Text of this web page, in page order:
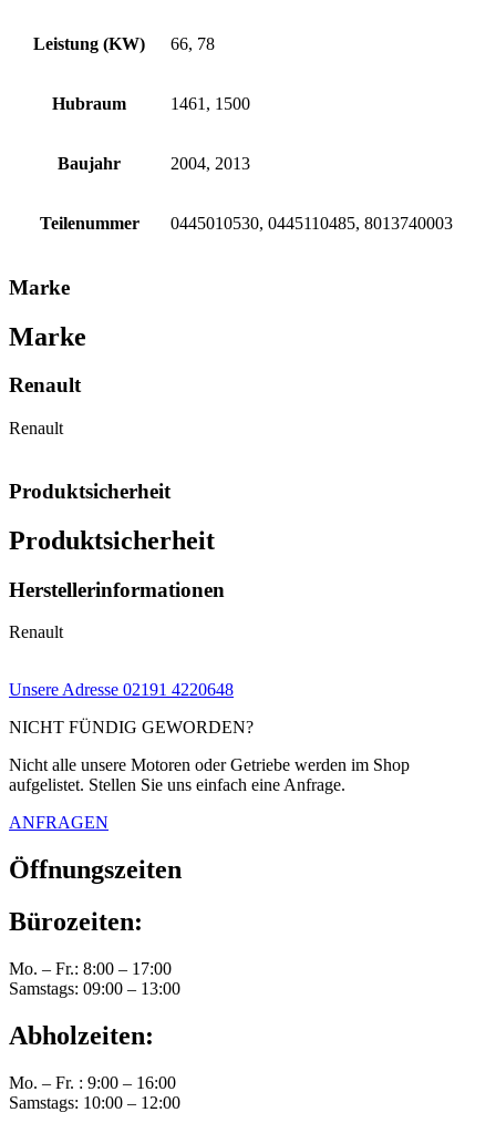
Leistung (KW) 66, 78
Hubraum 1461, 1500
Baujahr 2004, 2013
Teilenummer 0445010530, 0445110485, 8013740003
Marke
Marke
Renault
Renault
Produktsicherheit
Produktsicherheit
Herstellerinformationen
Renault
Unsere Adresse 02191 4220648
NICHT FÜNDIG GEWORDEN?
Nicht alle unsere Motoren oder Getriebe werden im Shop
aufgelistet. Stellen Sie uns einfach eine Anfrage.
ANFRAGEN
Öffnungszeiten
Bürozeiten:
Mo. – Fr.: 8:00 – 17:00
Samstags: 09:00 – 13:00
Abholzeiten:
Mo. – Fr. : 9:00 – 16:00
Samstags: 10:00 – 12:00